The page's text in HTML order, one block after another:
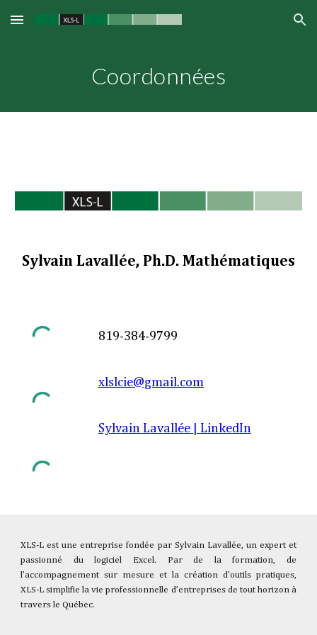
Skip to main content Skip to navigation
Coordonnées
Sylvain Lavallée, Ph.D. Mathématiques
819-384-9799
xlslcie@gmail.com
Sylvain Lavallée | LinkedIn
XLS-L est une entreprise fondée par Sylvain Lavallée, un expert et
passionné du logiciel Excel. Par de la formation, de
l’accompagnement sur mesure et la création d’outils pratiques,
XLS-L simplifie la vie professionnelle d’entreprises de tout horizon à
travers le Québec.